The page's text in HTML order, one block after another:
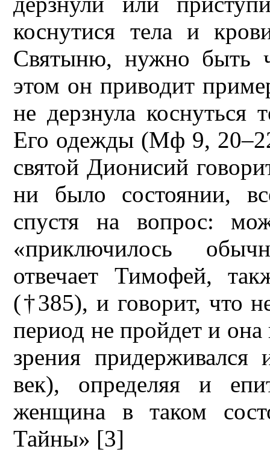
коснутися тела и
Святыню, нужно быть
этом он приводит
не дерзнула коснуться
Его одежды (Мф 9,
святой Дионисий
ни было состоянии,
спустя на вопрос:
«приключилось
отвечает Тимофей,
(†385), и говорит, что
период не пройдет и
зрения
век), определяя и
женщина в таком
Тайны» [3]